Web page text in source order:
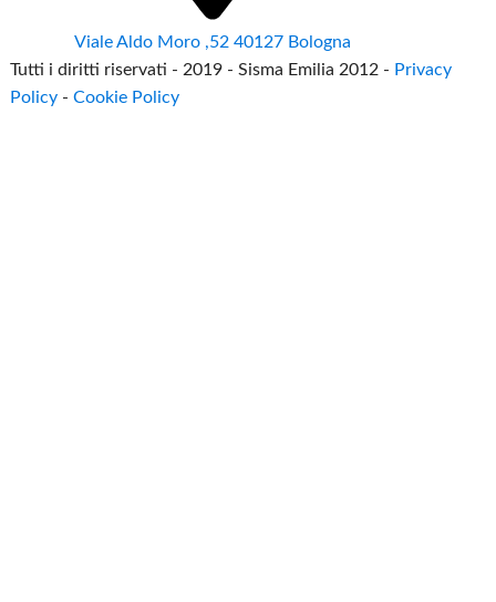
Viale Aldo Moro ,52 40127 Bologna
Tutti i diritti riservati - 2019 - Sisma Emilia 2012 - Privacy
Policy -Cookie Policy